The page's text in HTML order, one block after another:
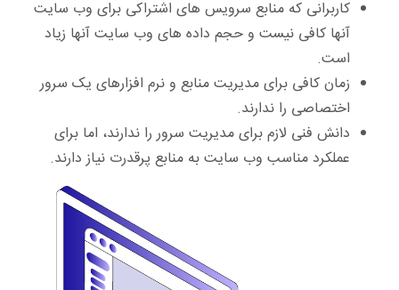
کاربرانی که منابع سرویس های اشتراکی برای وب سایت
آنها کافی نیست و حجم داده های وب سایت آنها زیاد
است.
زمان کافی برای مدیریت منابع و نرم افزارهای یک سرور
اختصاصی را ندارند.
دانش فنی لازم برای مدیریت سرور را ندارند، اما برای
عملکرد مناسب وب سایت به منابع پرقدرت نیاز دارند.